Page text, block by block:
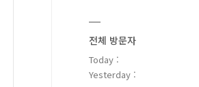
전체 방문자
Today :
Yesterday :